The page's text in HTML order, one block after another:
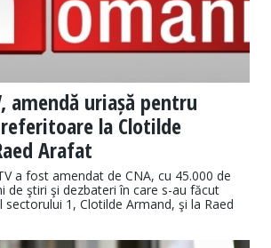
amendă uriașă pentru
la Clotilde
Arafat
a fost amendat de CNA, cu 45.000 de
de ştiri şi dezbateri în care s-au făcut
1, Clotilde Armand, şi la Raed